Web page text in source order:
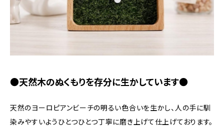
●天然木のぬくもりを存分に生かしています●
天然のヨーロピアンビーチの明るい色合いを生かし、人の手に馴
染みやすいようひとつひとつ丁寧に磨き上げて仕上げております。